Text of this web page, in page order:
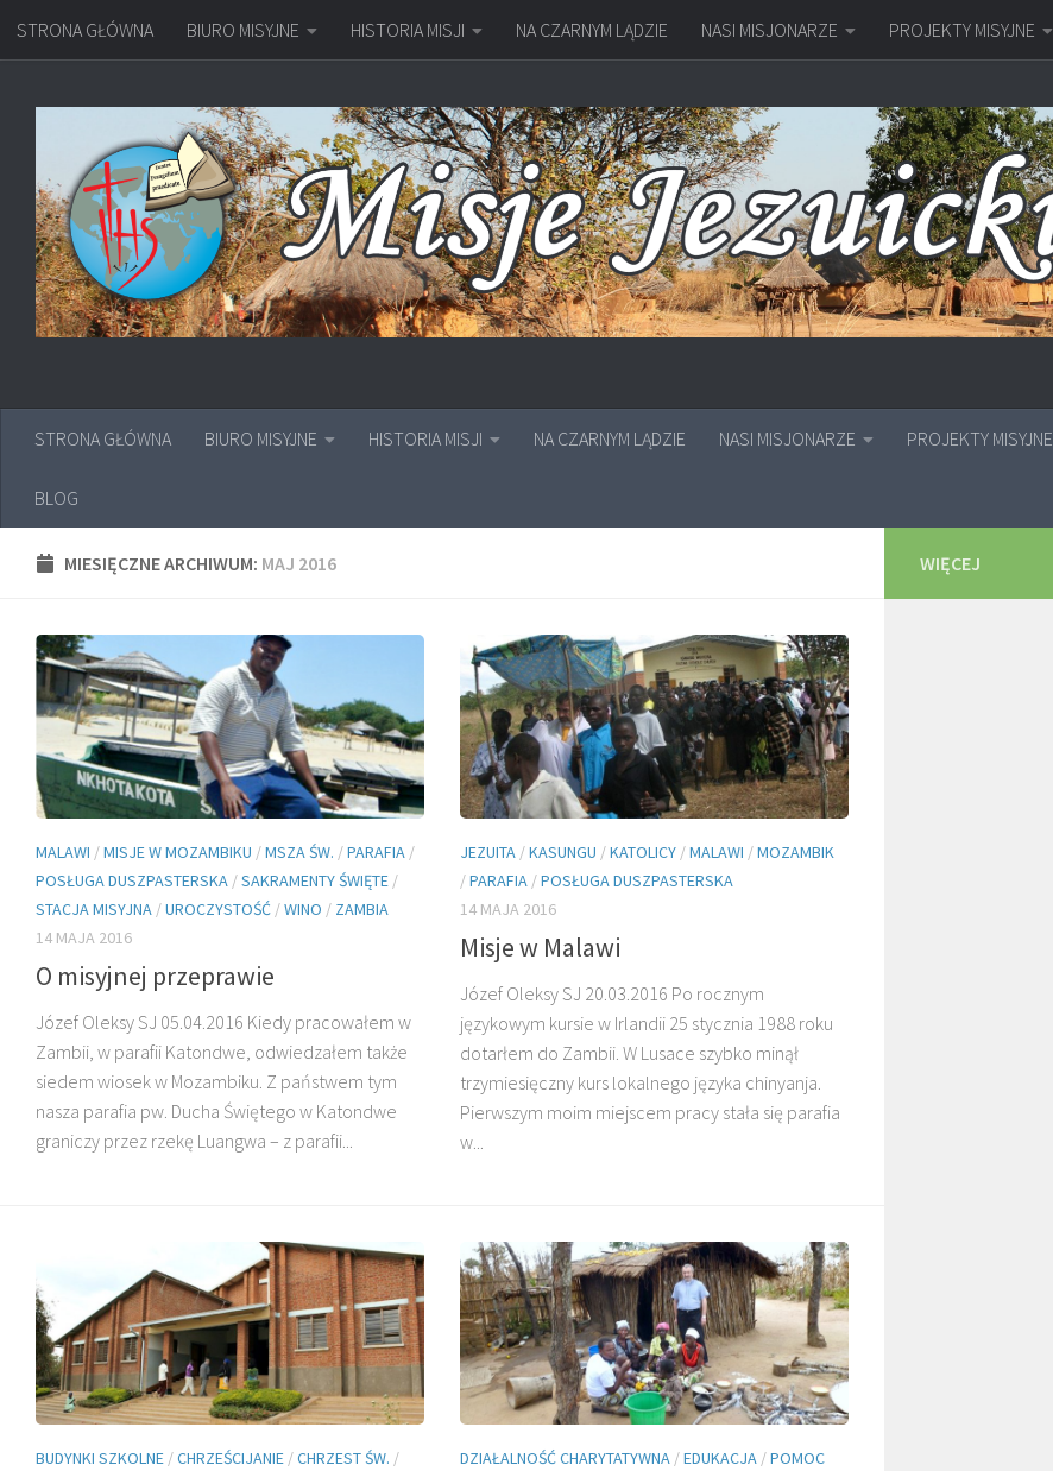
Przejdź do treści
STRONA GŁÓWNA BIURO MISYJNE HISTORIA MISJI NA CZARNYM LĄDZIE NASI MISJONARZE PROJEKTY MISYJNE
STRONA GŁÓWNA BIURO MISYJNE HISTORIA MISJI NA CZARNYM LĄDZIE NASI MISJONARZE PROJEKTY MISYJNE
BLOG
MIESIĘCZNE ARCHIWUM: MAJ 2016
MALAWI /MISJE W MOZAMBIKU /MSZA ŚW. /PARAFIA /
POSŁUGA DUSZPASTERSKA /SAKRAMENTY ŚWIĘTE /
STACJA MISYJNA /UROCZYSTOŚĆ /WINO / ZAMBIA
14 MAJA 2016
O misyjnej przeprawie
Józef Oleksy SJ 05.04.2016 Kiedy pracowałem w
Zambii, w parafii Katondwe, odwiedzałem także
siedem wiosek w Mozambiku. Z państwem tym
nasza parafia pw. Ducha Świętego w Katondwe
graniczy przez rzekę Luangwa – z parafii...
JEZUITA /KASUNGU /KATOLICY /MALAWI /MOZAMBIK
/PARAFIA /POSŁUGA DUSZPASTERSKA
14 MAJA 2016
Misje w Malawi
Józef Oleksy SJ 20.03.2016 Po rocznym
językowym kursie w Irlandii 25 stycznia 1988 roku
dotarłem do Zambii. W Lusace szybko minął
trzymiesięczny kurs lokalnego języka chinyanja.
Pierwszym moim miejscem pracy stała się parafia
w...
BUDYNKI SZKOLNE /CHRZEŚCIJANIE /CHRZEST ŚW. /
DZIAŁALNOŚĆ CHARYTATYWNA /EDUKACJA /POMOC
DZIECI MADAGASKARU
BŁ. JAN BEYZYM MARANA
WIĘCEJ